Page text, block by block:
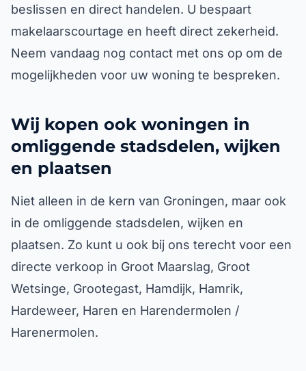
beslissen en direct handelen. U bespaart
makelaarscourtage en heeft direct zekerheid.
Neem vandaag nog contact met ons op om de
mogelijkheden voor uw woning te bespreken.
Wij kopen ook woningen in
omliggende stadsdelen, wijken
en plaatsen
Niet alleen in de kern van Groningen, maar ook
in de omliggende stadsdelen, wijken en
plaatsen. Zo kunt u ook bij ons terecht voor een
directe verkoop in Groot Maarslag, Groot
Wetsinge, Grootegast, Hamdijk, Hamrik,
Hardeweer, Haren en Harendermolen /
Harenermolen.